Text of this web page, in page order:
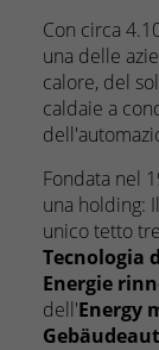
Con circa
una delle
calore, del
caldaie a
Fondata nel
una holding:
unico tetto
Tecnologia
Energie
dell'Energy